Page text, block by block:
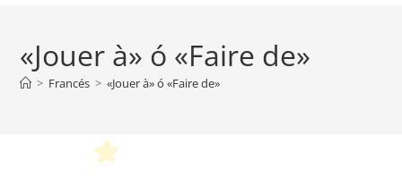
«Jouer à» ó «Faire de»
> Francés > «Jouer à» ó «Faire de»